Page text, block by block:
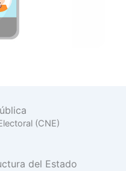
(CNE)
del Estado